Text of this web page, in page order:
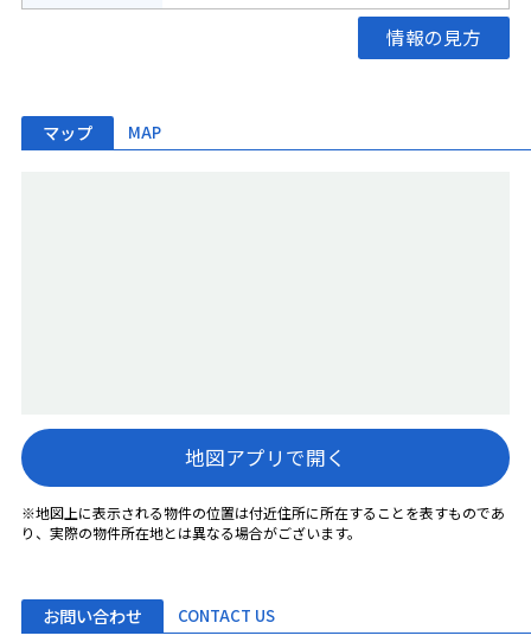
情報の見方
マップ MAP
地図アプリで開く
※地図上に表示される物件の位置は付近住所に所在することを表すものであ
り、実際の物件所在地とは異なる場合がございます。
お問い合わせ CONTACT US